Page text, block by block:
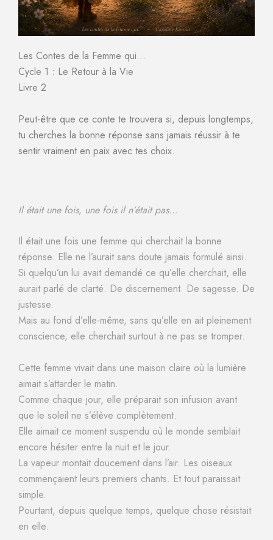
Les Contes de la Femme qui…
Cycle 1 : Le Retour à la Vie
Livre 2
Peut-être que ce conte te trouvera si, depuis longtemps,
tu cherches la bonne réponse sans jamais réussir à te
sentir vraiment en paix avec tes choix.
Il était une fois, une fois il n’était pas…
Il était une fois une femme qui cherchait la bonne
réponse. Elle ne l’aurait sans doute jamais formulé ainsi.
Si quelqu’un lui avait demandé ce qu’elle cherchait, elle
aurait parlé de clarté. De discernement. De sagesse. De
justesse.
Mais au fond d’elle-même, sans qu’elle en ait pleinement
conscience, elle cherchait surtout à ne pas se tromper.
Cette femme vivait dans une maison claire où la lumière
aimait s’attarder le matin.
Comme chaque jour, elle préparait son infusion avant
que le soleil ne s’élève complètement.
Elle aimait ce moment suspendu où le monde semblait
encore hésiter entre la nuit et le jour.
La vapeur montait doucement dans l’air. Les oiseaux
commençaient leurs premiers chants. Et tout paraissait
simple.
Pourtant, depuis quelque temps, quelque chose résistait
en elle.